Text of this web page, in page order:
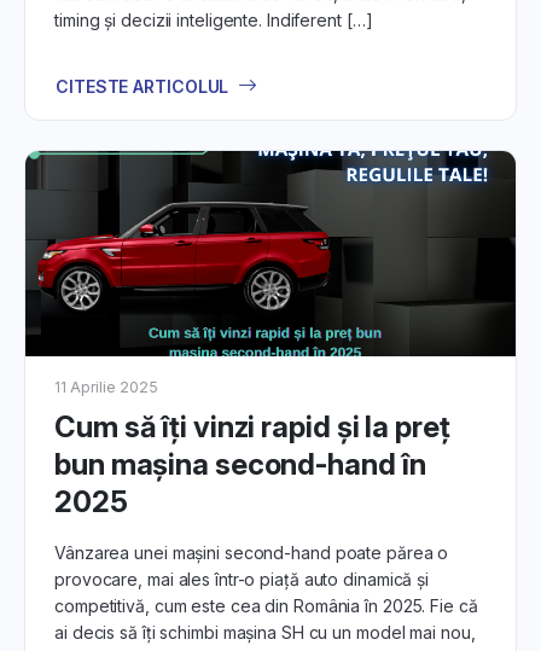
mai simplă și mai accesibilă ca niciodată. Fii pregătit să
găsești sau să vinzi mașina visurilor tale cu ajutorul
timing și decizii inteligente. Indiferent […]
CITESTE ARTICOLUL
11 Aprilie 2025
Cum să îți vinzi rapid și la preț
bun mașina second-hand în
2025
Vânzarea unei mașini second-hand poate părea o
provocare, mai ales într-o piață auto dinamică și
competitivă, cum este cea din România în 2025. Fie că
ai decis să îți schimbi mașina SH cu un model mai nou,